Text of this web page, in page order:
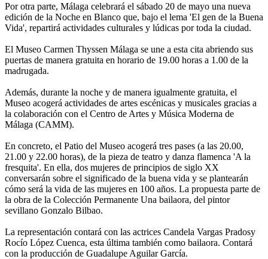
Por otra parte, Málaga celebrará el sábado 20 de mayo una nueva
edición de la Noche en Blanco que, bajo el lema 'El gen de la Buena
Vida', repartirá actividades culturales y lúdicas por toda la ciudad.
El Museo Carmen Thyssen Málaga se une a esta cita abriendo sus
puertas de manera gratuita en horario de 19.00 horas a 1.00 de la
madrugada.
Además, durante la noche y de manera igualmente gratuita, el
Museo acogerá actividades de artes escénicas y musicales gracias a
la colaboración con el Centro de Artes y Música Moderna de
Málaga (CAMM).
En concreto, el Patio del Museo acogerá tres pases (a las 20.00,
21.00 y 22.00 horas), de la pieza de teatro y danza flamenca 'A la
fresquita'. En ella, dos mujeres de principios de siglo XX
conversarán sobre el significado de la buena vida y se plantearán
cómo será la vida de las mujeres en 100 años. La propuesta parte de
la obra de la Colección Permanente Una bailaora, del pintor
sevillano Gonzalo Bilbao.
La representación contará con las actrices Candela Vargas Pradosy
Rocío López Cuenca, esta última también como bailaora. Contará
con la producción de Guadalupe Aguilar García.